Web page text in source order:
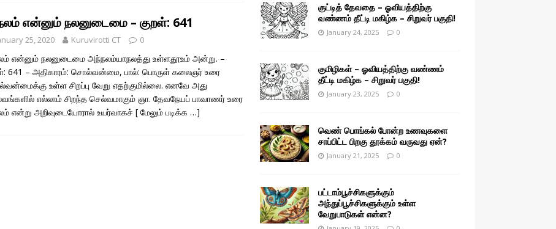
என்னும் நலனுடைமை – குறள்: 641
25, 2020 Kuruvirotti CT 0
என்னும் நலனுடைமை அந்நலம்யாநலத்து உள்ளதூஉம் அன்று. –
641 – அதிகாரம்: சொல்வன்மை, பால்: பொருள் கலைஞர் உரை
உள்ள சிறப்பு வேறு எதற்குமில்லை. எனவே அது
எல்லாம் சிறந்த செல்வமாகும் ஞா. தேவநேயப் பாவாணர் உரை
என்று அறிவுடையோரால் உயர்வாகச் [ மேலும் படிக்க …]
குட்டித் தேவதை – ஓவியத்திற்கு
வண்ணம் தீட்டி மகிழ்க – சிறுவர் பகுதி!
January 24, 2025 0
குமிழிகள் – ஓவியத்திற்கு வண்ணம்
தீட்டி மகிழ்க – சிறுவர் பகுதி!
January 23, 2025 0
வெண் பொங்கல் போன்ற உணவுகளை
சாப்பிட்ட பிறகு தூக்கம் வருவது ஏன்?
January 21, 2025 0
பட்டாம்பூச்சிகளுக்கும்
அந்துப்பூச்சிகளுக்கும் உள்ள
வேறுபாடுகள் என்ன?